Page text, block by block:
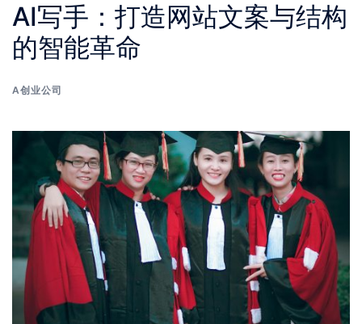
AI写手：打造网站文案与结构
的智能革命
A创业公司